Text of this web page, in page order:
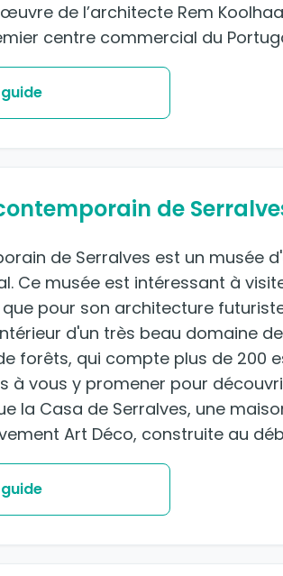
de l’architecte Rem
centre commercial du
de
de Serralves est un musée
Ce musée est intéressant à
pour son architecture
d'un très beau domaine
forêts, qui compte plus de 200
à vous y promener pour
la Casa de Serralves, une
Art Déco, construite au